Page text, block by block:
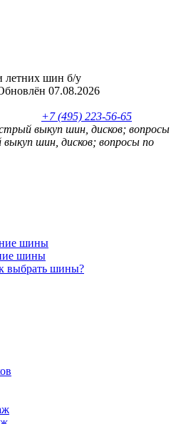
летних шин б/у
07.08.2026
+7 (495) 223-56-65
выкуп шин, дисков; вопросы
шин, дисков; вопросы по
шины
шины
выбрать шины?